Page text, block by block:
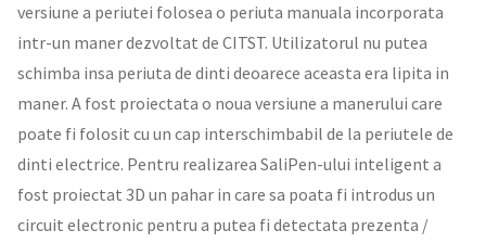
versiune a periutei folosea o periuta manuala incorporata
intr-un maner dezvoltat de CITST. Utilizatorul nu putea
schimba insa periuta de dinti deoarece aceasta era lipita in
maner. A fost proiectata o noua versiune a manerului care
poate fi folosit cu un cap interschimbabil de la periutele de
dinti electrice. Pentru realizarea SaliPen-ului inteligent a
fost proiectat 3D un pahar in care sa poata fi introdus un
circuit electronic pentru a putea fi detectata prezenta /